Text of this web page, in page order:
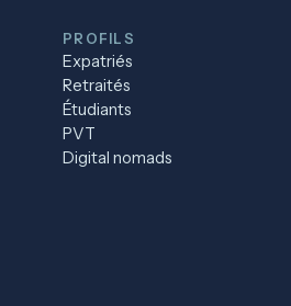
PROFILS
Expatriés
Retraités
Étudiants
PVT
Digital nomads